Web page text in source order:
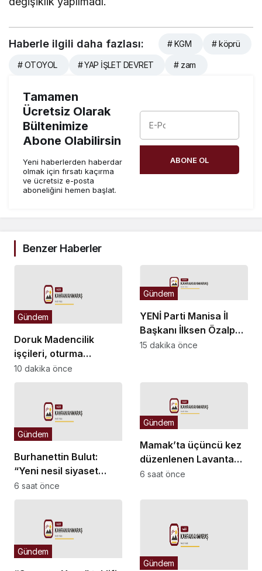
Haberle ilgili daha fazlası: # KGM # köprü
# OTOYOL # YAP İŞLET DEVRET # zam
Tamamen
Ücretsiz Olarak
Bültenimize
Abone Olabilirsin
Yeni haberlerden haberdar
olmak için fırsatı kaçırma
ve ücretsiz e-posta
aboneliğini hemen başlat.
ABONE OL
Benzer Haberler
Doruk Madencilik
işçileri, oturma
eylemine devam
ediyor: “Biz bu
değiliz”
Gündem
10 dakika önce
YENİ Parti Manisa İl
Başkanı İlksen Özalper
tutuklandı
Gündem
15 dakika önce
Burhanettin Bulut:
“Yeni nesil siyaset
vatandaşın her zaman
söz sahibi olduğu güçlü
Gündem
6 saat önce
Mamak’ta üçüncü kez
düzenlenen Lavanta
Şenliği renkli
Gündem
6 saat önce
Gündem
Gündem